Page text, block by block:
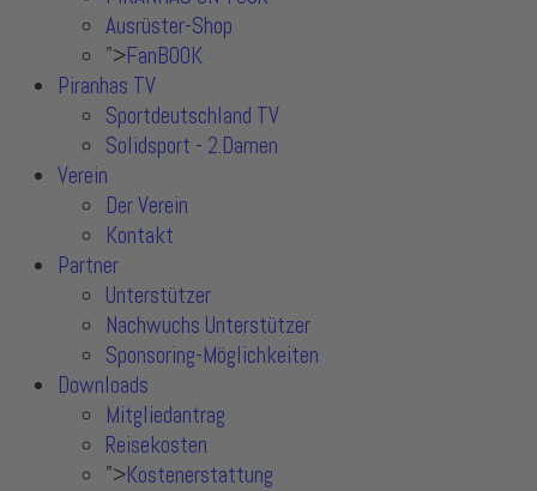
Ausrüster-Shop
">FanBOOK
Piranhas TV
Sportdeutschland TV
Solidsport - 2.Damen
Verein
Der Verein
Kontakt
Partner
Unterstützer
Nachwuchs Unterstützer
Sponsoring-Möglichkeiten
Downloads
Mitgliedantrag
Reisekosten
">Kostenerstattung